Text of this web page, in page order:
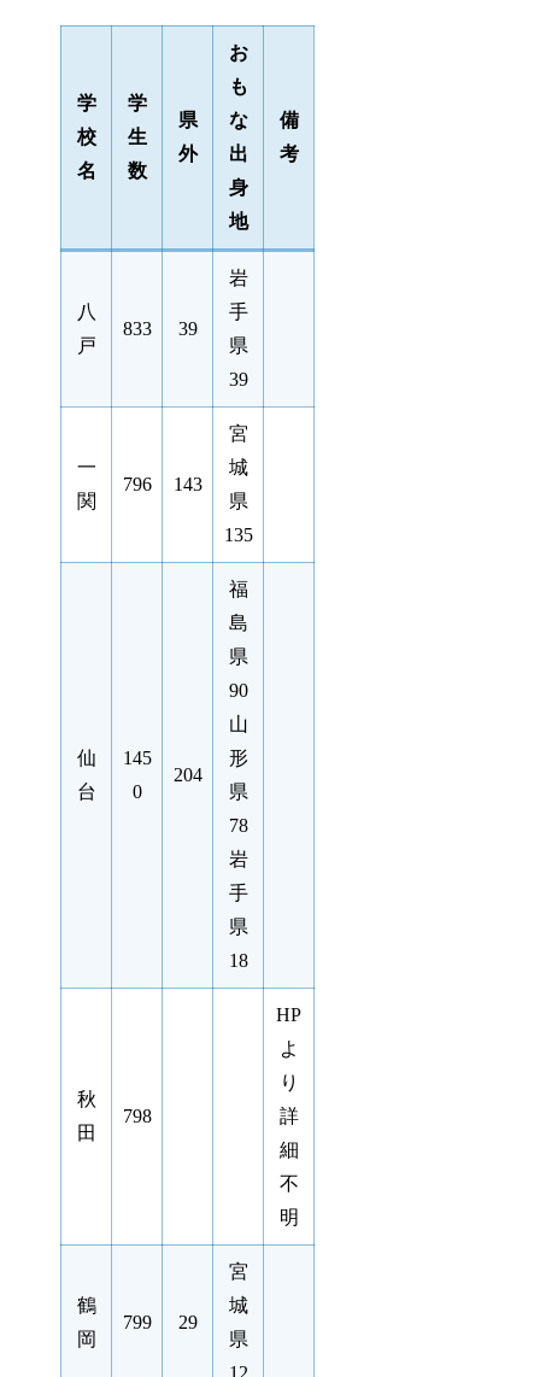
学
校
名
学
生
数
県
外
お
も
な
出
身
地
備
考
八
戸
833 39
岩
手
県
39
一
関
796 143
宮
城
県
135
仙
台
145
0
204
福
島
県
90
山
形
県
78
岩
手
県
18
秋
田
798
HP
よ
り
詳
細
不
明
鶴
岡
799 29
宮
城
県
12